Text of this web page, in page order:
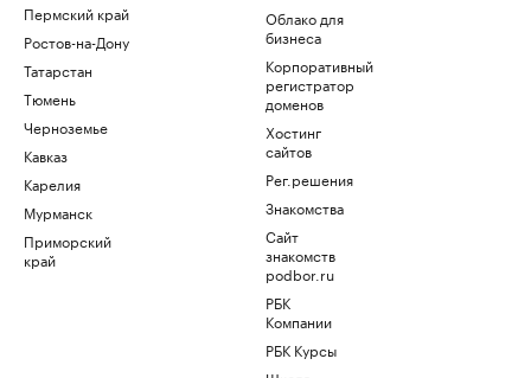
Пермский край
Ростов-на-Дону
Татарстан
Тюмень
Черноземье
Кавказ
Карелия
Мурманск
Приморский
край
Облако для
бизнеса
Корпоративный
регистратор
доменов
Хостинг
сайтов
Рег.решения
Знакомства
Сайт
знакомств
podbor.ru
РБК
Компании
РБК Курсы